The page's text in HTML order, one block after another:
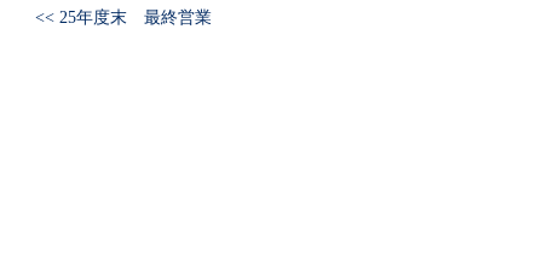
<< 25年度末 最終営業